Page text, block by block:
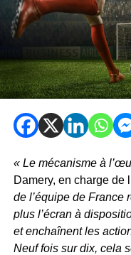
« Le mécanisme à
Damery, en charge de
de l’équipe de France
plus l’écran à
et enchaînent les
Neuf fois sur dix, cela